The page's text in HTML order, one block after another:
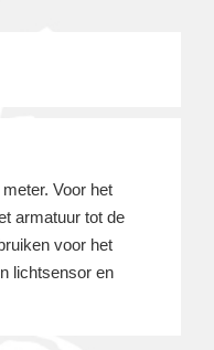
Voor het
armatuur tot de
voor het
lichtsensor en